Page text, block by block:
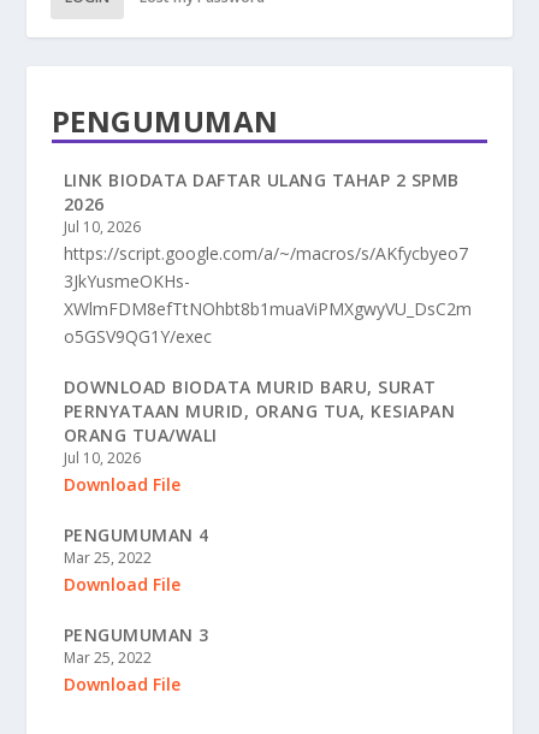
PENGUMUMAN
LINK BIODATA DAFTAR ULANG TAHAP 2 SPMB
2026
Jul 10, 2026
https://script.google.com/a/~/macros/s/AKfycbyeo7
3JkYusmeOKHs-
XWlmFDM8efTtNOhbt8b1muaViPMXgwyVU_DsC2m
o5GSV9QG1Y/exec
DOWNLOAD BIODATA MURID BARU, SURAT
PERNYATAAN MURID, ORANG TUA, KESIAPAN
ORANG TUA/WALI
Jul 10, 2026
Download File
PENGUMUMAN 4
Mar 25, 2022
Download File
PENGUMUMAN 3
Mar 25, 2022
Download File